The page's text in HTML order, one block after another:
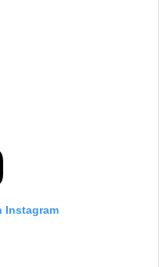
Instagram